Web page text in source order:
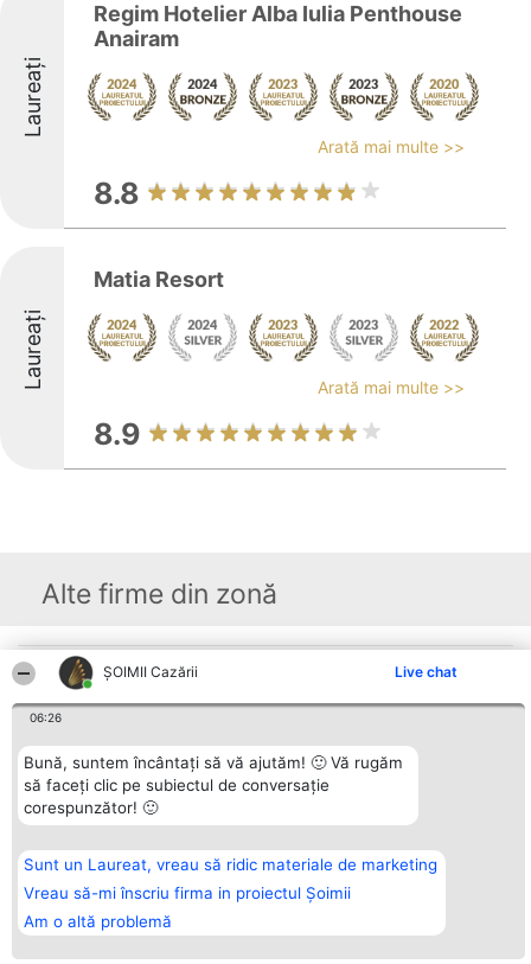
ȘOIMII Cazării Live chat
06:26
Bună, suntem încântați să vă ajutăm! 🙂 Vă rugăm
să faceți clic pe subiectul de conversație
corespunzător! 🙂
Sunt un Laureat, vreau să ridic materiale de marketing
Vreau să-mi înscriu firma in proiectul Șoimii
Am o altă problemă
Laureați
Regim Hotelier Alba Iulia Penthouse
Anairam
Arată mai multe >>
8.8
Laureați
Matia Resort
Arată mai multe >>
8.9
Alte firme din zonă
Organizator Ranking
BRIGHT SOLUTIONS BR SRL
Aleea Timisul De Sus 2 Bl. A30
Sc. A Et. 4 Ap. 13 Cod 061952
București
CUI 36737675
tel: +40 770 990 492
Lista Tuturor
Reguli
Statut
Politica de
confidențialitate
Contact